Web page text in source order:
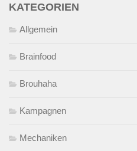
KATEGORIEN
Allgemein
Brainfood
Brouhaha
Kampagnen
Mechaniken